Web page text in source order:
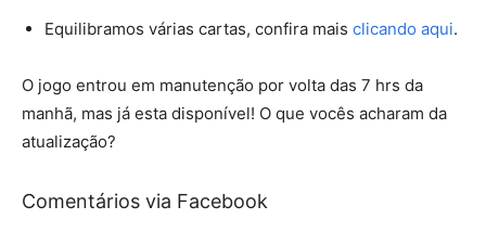
Equilibramos várias cartas, confira mais clicando aqui.
O jogo entrou em manutenção por volta das 7 hrs da
manhã, mas já esta disponível! O que vocês acharam da
atualização?
Comentários via Facebook